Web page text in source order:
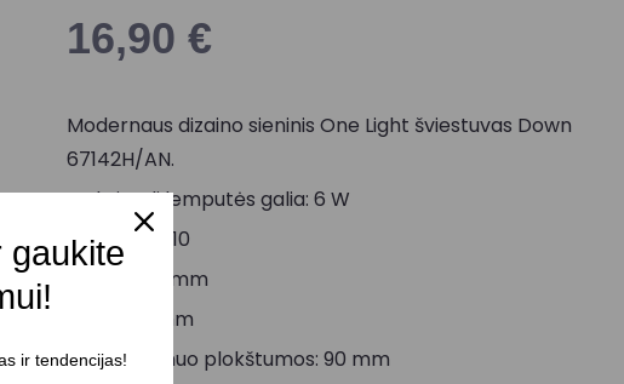
16,90 €
Modernaus dizaino sieninis One Light šviestuvas Down
67142H/AN.
Maksimali lemputės galia: 6 W
Cokolis: GU10
Aukštis: 90 mm
Plotis: 70 mm
Atstumas nuo plokštumos: 90 mm
gaukite
ir tendencijas!